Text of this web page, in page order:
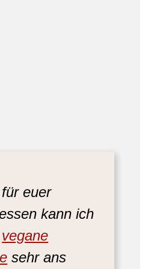
euer
kann ich
vegane
sehr ans